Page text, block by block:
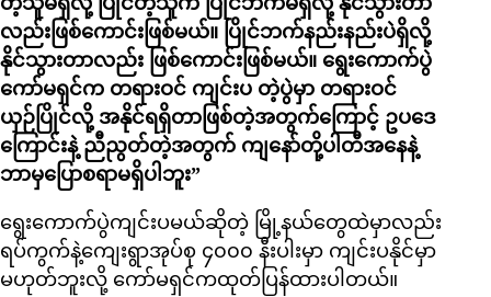
လည်းဖြစ်ကောင်းဖြစ်မယ်။ ပြိုင်ဘက်နည်းနည်းပဲရှိလို့
နိုင်သွားတာလည်း ဖြစ်ကောင်းဖြစ်မယ်။ ရွေးကောက်ပွဲ
ကော်မရှင်က တရားဝင် ကျင်းပ တဲ့ပွဲမှာ တရားဝင်
ယှဉ်ပြိုင်လို့ အနိုင်ရရှိတာဖြစ်တဲ့အတွက်ကြောင့် ဥပဒေ
ကြောင်းနဲ့ ညီညွတ်တဲ့အတွက် ကျနော်တို့ပါတီအနေနဲ့
ဘာမှပြောစရာမရှိပါဘူး”
ရွေးကောက်ပွဲကျင်းပမယ်ဆိုတဲ့ မြို့နယ်တွေထဲမှာလည်း
ရပ်ကွက်နဲ့ကျေးရွာအုပ်စု ၄၀၀၀ နီးပါးမှာ ကျင်းပနိုင်မှာ
မဟုတ်ဘူးလို့ ကော်မရှင်ကထုတ်ပြန်ထားပါတယ်။